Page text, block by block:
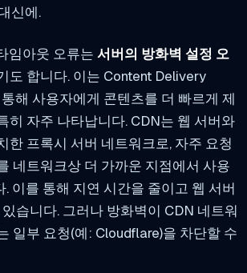
신에.
임아웃 오류는 서버의 방화벽 설정 오
도 합니다. 이는 Content Delivery
해 사용자에게 콘텐츠를 더 빠르게 제
히 자주 나타납니다. CDN는 웹 서버와
한 프록시 서버 네트워크로, 자주 요청
네트워크상 더 가까운 지점에서 사용
이를 통해 지연 시간을 줄이고 웹 서버
습니다. 그러나 방화벽이 CDN 네트워
일부 요청(예: Cloudflare)을 차단할 수